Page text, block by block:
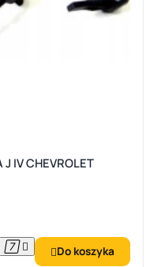
IV CHEVROLET
  Do koszyka